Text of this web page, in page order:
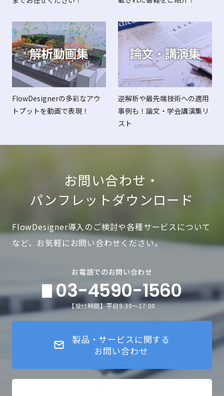
FlowDesignerの多彩なアウ
トプットを動画で表現！
逆解析や最先端技術への適用
事例も！論文・学会講演集リ
スト
お問い合わせ・
パンフレットダウンロード
FlowDesigner導入のご検討や各種サービスについて
など、お気軽にお問い合わせください。
お電話でのお問い合わせ
03-4590-1560
【受付時間】平日9:30～17:00
製品・サービスに関する
お問い合わせ